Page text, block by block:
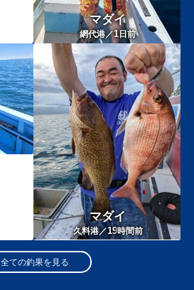
マダイ
網代港／1日前
マダイ
久料港／19時間前
全ての釣果を見る